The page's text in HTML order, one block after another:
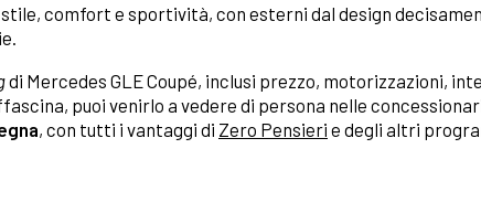
stile, comfort e sportività, con esterni dal design
di Mercedes GLE Coupé, inclusi prezzo, motorizzazioni,
puoi venirlo a vedere di persona nelle
, con tutti i vantaggi di Zero Pensieri e degli altri